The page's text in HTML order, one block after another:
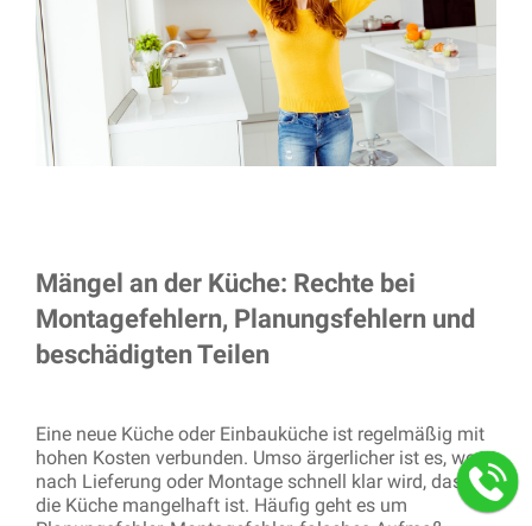
Mängel an der Küche: Rechte bei
Montagefehlern, Planungsfehlern und
beschädigten Teilen
Eine neue Küche oder Einbauküche ist regelmäßig mit
hohen Kosten verbunden. Umso ärgerlicher ist es, wenn
nach Lieferung oder Montage schnell klar wird, dass
die Küche mangelhaft ist. Häufig geht es um